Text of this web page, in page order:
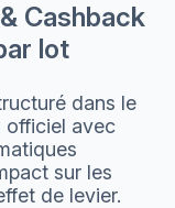
Cashback
lot
dans le
officiel avec
sur les
de levier.